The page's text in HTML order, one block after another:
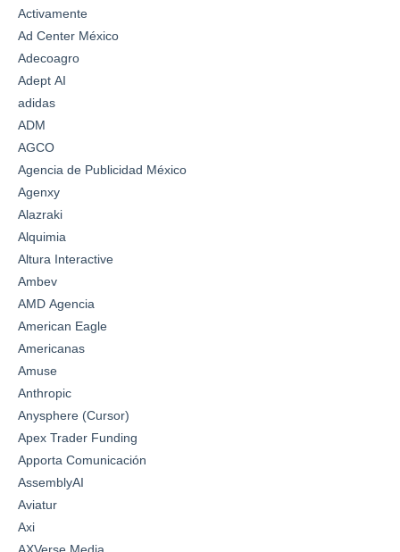
Activamente
Ad Center México
Adecoagro
Adept AI
adidas
ADM
AGCO
Agencia de Publicidad México
Agenxy
Alazraki
Alquimia
Altura Interactive
Ambev
AMD Agencia
American Eagle
Americanas
Amuse
Anthropic
Anysphere (Cursor)
Apex Trader Funding
Apporta Comunicación
AssemblyAI
Aviatur
Axi